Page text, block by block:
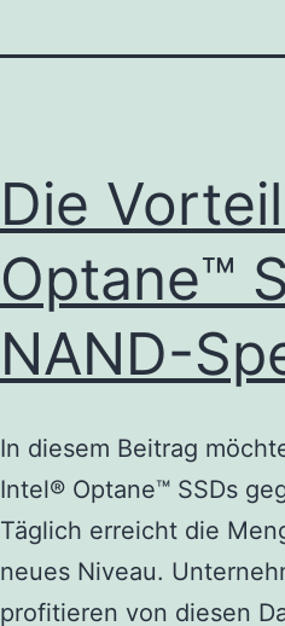
Die
Optane™
NAND-
In diesem Beitrag
Intel® Optane™ SSDs
Täglich erreicht die
neues Niveau.
profitieren von diesen